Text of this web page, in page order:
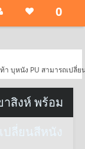
0
บุหนัง PU สามารถเปลี่
สิงห์ พร้อม
ปลี่ยนสีหนัง